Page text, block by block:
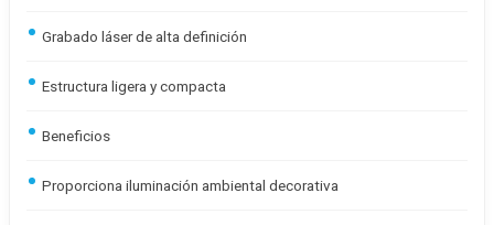
Grabado láser de alta definición
Estructura ligera y compacta
Beneficios
Proporciona iluminación ambiental decorativa